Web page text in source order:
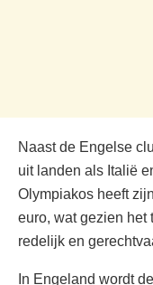
Naast de Engelse
uit landen als Italië
Olympiakos heeft
euro, wat gezien het
redelijk en
In Engeland wordt